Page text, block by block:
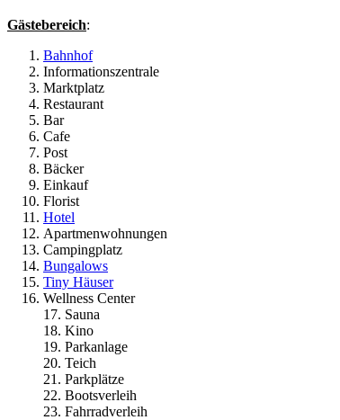
Gästebereich:
Bahnhof
Informationszentrale
Marktplatz
Restaurant
Bar
Cafe
Post
Bäcker
Einkauf
Florist
Hotel
Apartmenwohnungen
Campingplatz
Bungalows
Tiny Häuser
Wellness Center
17. Sauna
18. Kino
19. Parkanlage
20. Teich
21. Parkplätze
22. Bootsverleih
23. Fahrradverleih